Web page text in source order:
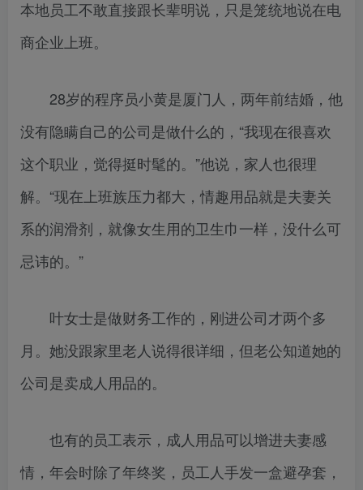
本地员工不敢直接跟长辈明说，只是笼统地说在电
商企业上班。
28岁的程序员小黄是厦门人，两年前结婚，他
没有隐瞒自己的公司是做什么的，“我现在很喜欢
这个职业，觉得挺时髦的。”他说，家人也很理
解。“现在上班族压力都大，情趣用品就是夫妻关
系的润滑剂，就像女生用的卫生巾一样，没什么可
忌讳的。”
叶女士是做财务工作的，刚进公司才两个多
月。她没跟家里老人说得很详细，但老公知道她的
公司是卖成人用品的。
也有的员工表示，成人用品可以增进夫妻感
情，年会时除了年终奖，员工人手发一盒避孕套，